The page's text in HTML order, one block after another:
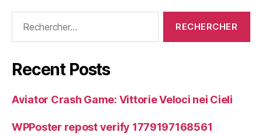
Recent Posts
Aviator Crash Game: Vittorie Veloci nei Cieli
WPPoster repost verify 1779197168561